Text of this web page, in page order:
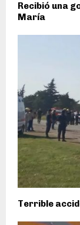
Recibió una
María
Terrible